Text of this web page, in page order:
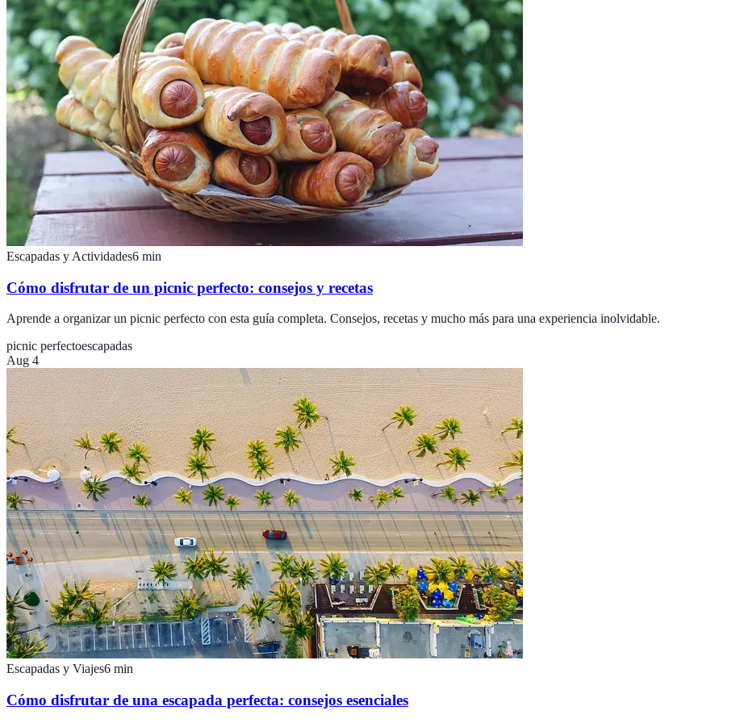
Escapadas y Actividades6 min
Cómo disfrutar de un picnic perfecto: consejos y recetas
Aprende a organizar un picnic perfecto con esta guía completa. Consejos, recetas y mucho más para una experiencia inolvidable.
picnic perfectoescapadas
Aug 4
Escapadas y Viajes6 min
Cómo disfrutar de una escapada perfecta: consejos esenciales